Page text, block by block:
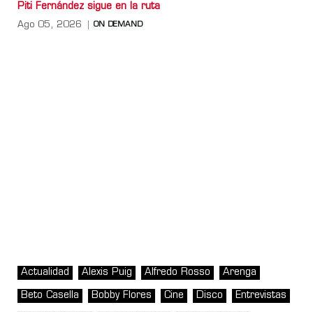
Piti Fernández sigue en la ruta
Ago 05, 2026 ON DEMAND
Actualidad Alexis Puig Alfredo Rosso Arenga
Beto Casella Bobby Flores Cine Disco Entrevistas